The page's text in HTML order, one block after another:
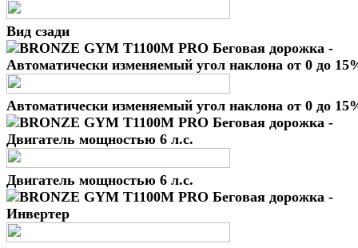
Вид сзади
Автоматически изменяемый угол наклона от 0 до
Двигатель мощностью 6 л.с.